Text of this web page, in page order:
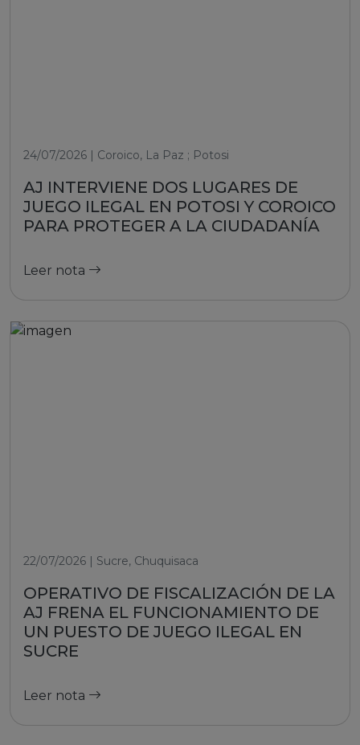
24/07/2026 | Coroico, La Paz ; Potosi
AJ INTERVIENE DOS LUGARES DE
JUEGO ILEGAL EN POTOSI Y COROICO
PARA PROTEGER A LA CIUDADANÍA
Leer nota
22/07/2026 | Sucre, Chuquisaca
OPERATIVO DE FISCALIZACIÓN DE LA
AJ FRENA EL FUNCIONAMIENTO DE
UN PUESTO DE JUEGO ILEGAL EN
SUCRE
Leer nota